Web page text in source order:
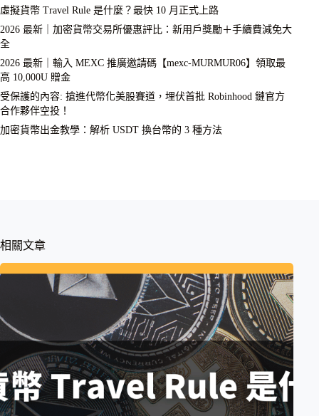
虛擬貨幣 Travel Rule 是什麼？最快 10 月正式上路
2026 最新｜加密貨幣交易所優惠評比：新用戶獎勵＋手續費減免大
全
2026 最新｜輸入 MEXC 推廣邀請碼【mexc-MURMUR06】領取最
高 10,000U 贈金
受保護的內容: 搶進代幣化美股賽道，埋伏首批 Robinhood 鏈官方
合作夥伴空投！
加密貨幣出金教學：解析 USDT 換台幣的 3 種方法
相關文章